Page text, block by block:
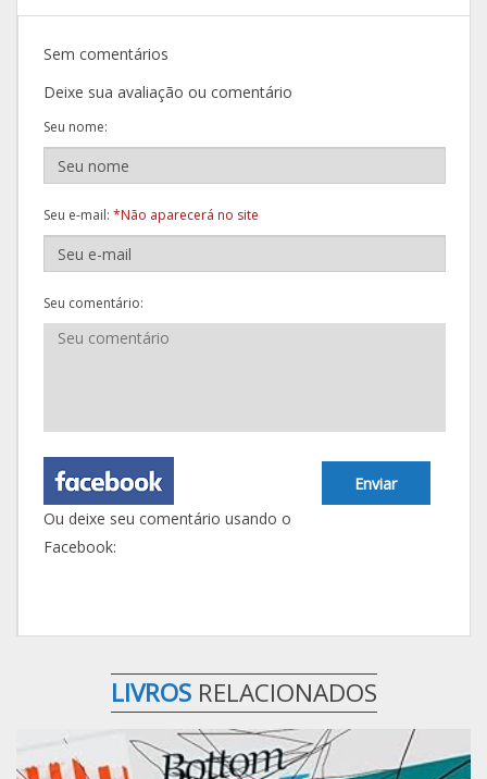
Sem comentários
Deixe sua avaliação ou comentário
Seu nome:
Seu e-mail: *Não aparecerá no site
Seu comentário:
Enviar
Ou deixe seu comentário usando o
Facebook:
LIVROS RELACIONADOS